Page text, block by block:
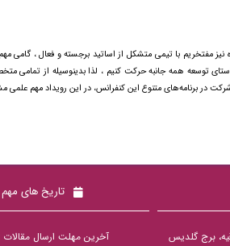
نیز مفتخریم با تیمی متشکل از اساتید برجسته و فعال ، گامی
توسعه همه جانبه حرکت کنیم ، لذا بدینوسیله از تمامی
در برنامه‌های متنوع این کنفرانس، در این رویداد مهم علمی
برج گلدیس
تاریخ های
آخرین مهلت ارسال مقالات : 26 دی ماه